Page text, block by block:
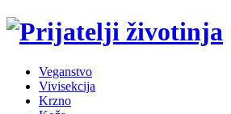
Veganstvo
Vivisekcija
Krzno